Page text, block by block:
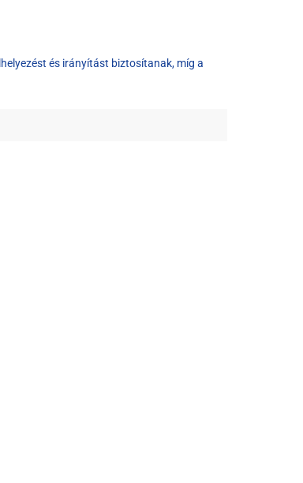
és irányítást biztosítanak, míg a